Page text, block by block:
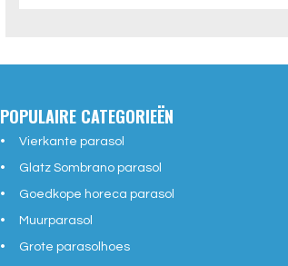
POPULAIRE CATEGORIEËN
Vierkante parasol
Glatz Sombrano parasol
Goedkope horeca parasol
Muurparasol
Grote parasolhoes